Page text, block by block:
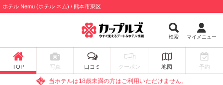
ホテル Nemu (ホテル ネム) / 熊本市東区
検索 マイメニュー
TOP 写真 口コミ クーポン 地図 予約
当ホテルは18歳未満の方はご利用いただけません。